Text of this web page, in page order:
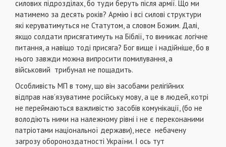
силових підрозділах, бо туди беруть після армії. Що ми
матимемо за десять років? Армію і всі силові структури
які керуватимуться не Статутом, а словом Божим. Далі,
якщо солдати присягатимуть на Біблії, то виникає логічне
питання, а навіщо тоді присяга? Бог вище і надійніше, бо в
нього завжди можна випросити помилування, а
військовий трибунал не пощадить.
Особливість МП в тому, що він засобами релігійних
відправ нав’язуватиме російську мову, а це в людей, котрі
не переймаються важливістю засобів комунікації, (бо не
володіють ними на належному рівні і не є переконаними
патріотами національної держави), несе небачену
загрозу обороноздатності України. І ось тут